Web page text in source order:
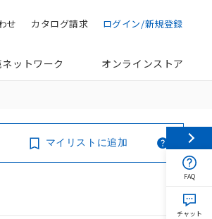
ログイン/新規登録
カタログ請求
せ
ットワーク オンラインストア
マイリストに追加
FAQ
チャット